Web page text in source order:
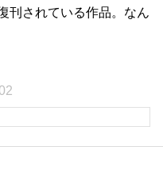
刊されている作品。なん